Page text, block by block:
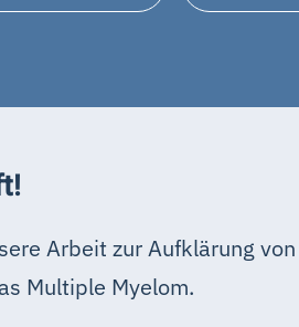
Arbeit zur Aufklärung
Multiple Myelom.